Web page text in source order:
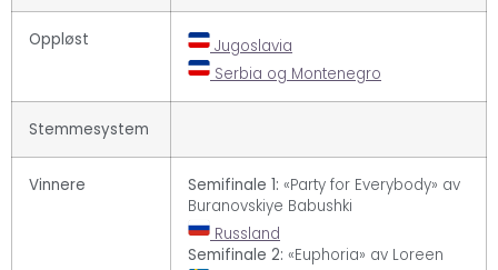
Oppløst
Jugoslavia
Serbia og Montenegro
Stemmesystem
Vinnere Semifinale 1: «Party for Everybody» av
Buranovskiye Babushki
Russland
Semifinale 2: «Euphoria» av Loreen